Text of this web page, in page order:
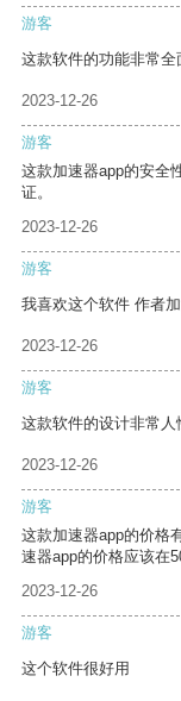
游客
这款软件的功能非常全
2023-12-26
游客
这款加速器app的安全
证。
2023-12-26
游客
我喜欢这个软件 作者
2023-12-26
游客
这款软件的设计非常人
2023-12-26
游客
这款加速器app的价格
速器app的价格应该在
2023-12-26
游客
这个软件很好用